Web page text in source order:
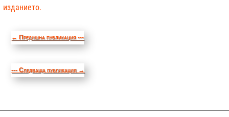
изданието.
←Предишна публикация ---
--- Следваща публикация →